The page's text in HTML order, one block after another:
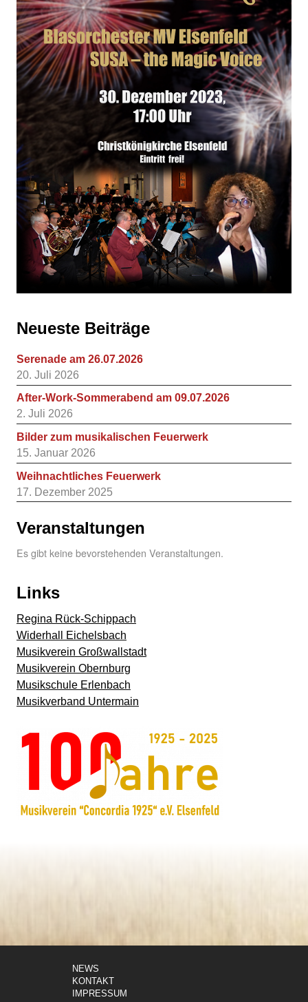
Neueste Beiträge
Serenade am 26.07.2026
20. Juli 2026
After-Work-Sommerabend am 09.07.2026
2. Juli 2026
Bilder zum musikalischen Feuerwerk
15. Januar 2026
Weihnachtliches Feuerwerk
17. Dezember 2025
Veranstaltungen
Es gibt keine bevorstehenden Veranstaltungen.
Links
Regina Rück-Schippach
Widerhall Eichelsbach
Musikverein Großwallstadt
Musikverein Obernburg
Musikschule Erlenbach
Musikverband Untermain
NEWS
KONTAKT
IMPRESSUM